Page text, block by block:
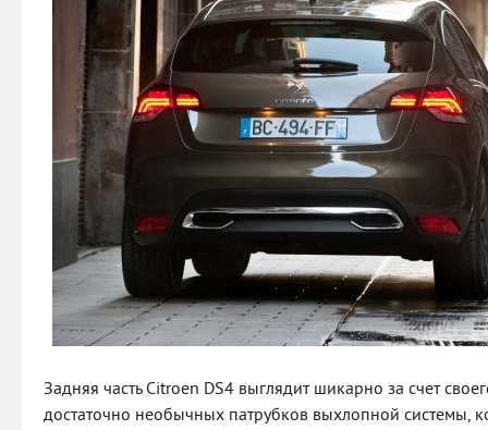
Задняя часть Citroen DS4 выглядит шикарно за счет
достаточно необычных патрубков выхлопной системы,